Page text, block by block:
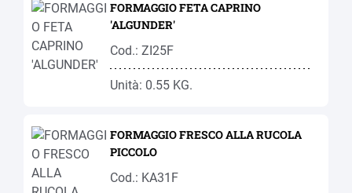
FORMAGGIO FETA CAPRINO
'ALGUNDER'
Cod.: ZI25F
Unità: 0.55 KG.
FORMAGGIO FRESCO ALLA RUCOLA
PICCOLO
Cod.: KA31F